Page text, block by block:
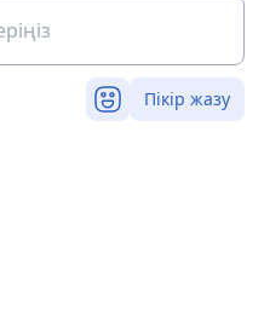
Пікір жазу